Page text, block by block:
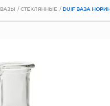
ВАЗЫ СТЕКЛЯННЫЕ DUIF ВАЗА